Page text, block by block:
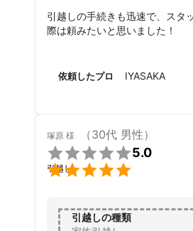
引越しの手続きも迅速で、スタ
際は頼みたいと思いました！
依頼したプロ IYASAKA
塚原 様 （30代 男性）


5.0
引越し
引越しの種類